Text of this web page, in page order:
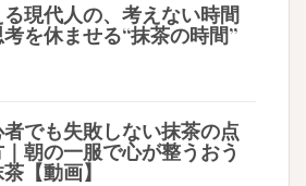
現代人の、考えない時間
考を休ませる“抹茶の時間”
でも失敗しない抹茶の点
朝の一服で心が整うおう
【動画】